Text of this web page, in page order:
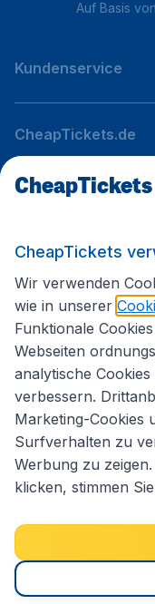
Auf Basis von
Kundenservice
CheapTickets.de
Internationale
Folgen Sie uns:
Allgemeine
CheapTickets
Wir verwenden
wie in unserer
Funktionale
Webseiten
analytische
verbessern.
Marketing-Cookies
Surfverhalten zu
Werbung zu
klicken, stimmen